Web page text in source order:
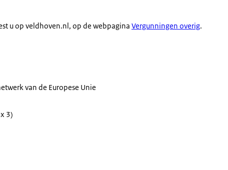
u op veldhoven.nl, op de webpagina Vergunningen overig.
van de Europese Unie
3)